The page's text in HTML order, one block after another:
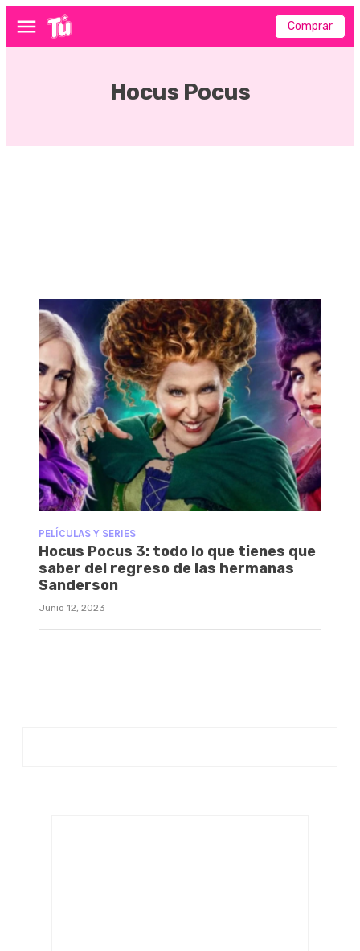
Menú Comprar
Hocus Pocus
PELÍCULAS Y SERIES
Hocus Pocus 3: todo lo que tienes que
saber del regreso de las hermanas
Sanderson
Junio 12, 2023